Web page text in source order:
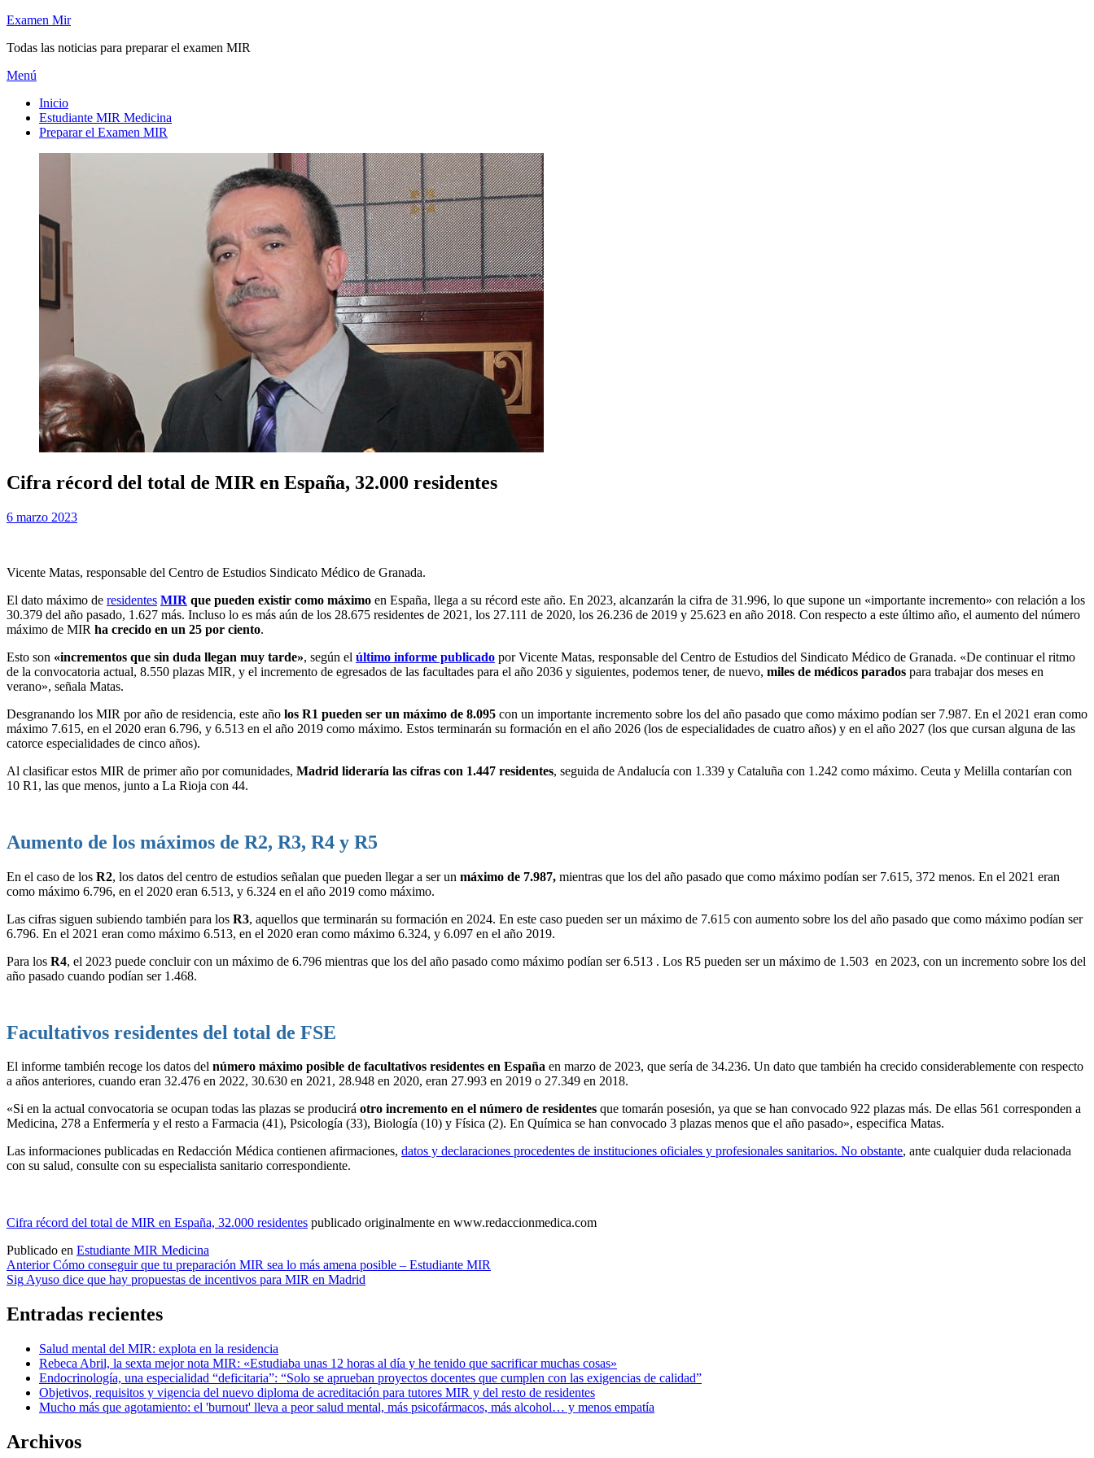
Saltar
contenido
Examen Mir
Todas las noticias para preparar el examen MIR
Menú
Inicio
Estudiante MIR Medicina
Preparar el Examen MIR
Cifra récord del total de MIR en España, 32.000 residentes
porExamen MIR
Publicada
6 marzo 2023
Vicente Matas, responsable del Centro de Estudios Sindicato Médico de Granada.
El dato máximo de residentes MIR que pueden existir como máximo en España, llega a su récord este año. En 2023, alcanzarán la cifra de 31.996, lo que supone un «importante incremento» con relación a los
30.379 del año pasado, 1.627 más. Incluso lo es más aún de los 28.675 residentes de 2021, los 27.111 de 2020, los 26.236 de 2019 y 25.623 en año 2018. Con respecto a este último año, el aumento del número
máximo de MIR ha crecido en un 25 por ciento.
Esto son «incrementos que sin duda llegan muy tarde», según el último informe publicado por Vicente Matas, responsable del Centro de Estudios del Sindicato Médico de Granada. «De continuar el ritmo
de la convocatoria actual, 8.550 plazas MIR, y el incremento de egresados de las facultades para el año 2036 y siguientes, podemos tener, de nuevo, miles de médicos parados para trabajar dos meses en
verano», señala Matas.
Desgranando los MIR por año de residencia, este año los R1 pueden ser un máximo de 8.095 con un importante incremento sobre los del año pasado que como máximo podían ser 7.987. En el 2021 eran como
máximo 7.615, en el 2020 eran 6.796, y 6.513 en el año 2019 como máximo. Estos terminarán su formación en el año 2026 (los de especialidades de cuatro años) y en el año 2027 (los que cursan alguna de las
catorce especialidades de cinco años).
Al clasificar estos MIR de primer año por comunidades, Madrid lideraría las cifras con 1.447 residentes, seguida de Andalucía con 1.339 y Cataluña con 1.242 como máximo. Ceuta y Melilla contarían con
10 R1, las que menos, junto a La Rioja con 44.
Aumento de los máximos de R2, R3, R4 y R5
En el caso de los R2, los datos del centro de estudios señalan que pueden llegar a ser un máximo de 7.987, mientras que los del año pasado que como máximo podían ser 7.615, 372 menos. En el 2021 eran
como máximo 6.796, en el 2020 eran 6.513, y 6.324 en el año 2019 como máximo.
Las cifras siguen subiendo también para los R3, aquellos que terminarán su formación en 2024. En este caso pueden ser un máximo de 7.615 con aumento sobre los del año pasado que como máximo podían ser
6.796. En el 2021 eran como máximo 6.513, en el 2020 eran como máximo 6.324, y 6.097 en el año 2019.
Para los R4, el 2023 puede concluir con un máximo de 6.796 mientras que los del año pasado como máximo podían ser 6.513 . Los R5 pueden ser un máximo de 1.503 en 2023, con un incremento sobre los del
año pasado cuando podían ser 1.468.
Facultativos residentes del total de FSE
El informe también recoge los datos del número máximo posible de facultativos residentes en España en marzo de 2023, que sería de 34.236. Un dato que también ha crecido considerablemente con respecto
a años anteriores, cuando eran 32.476 en 2022, 30.630 en 2021, 28.948 en 2020, eran 27.993 en 2019 o 27.349 en 2018.
«Si en la actual convocatoria se ocupan todas las plazas se producirá otro incremento en el número de residentes que tomarán posesión, ya que se han convocado 922 plazas más. De ellas 561 corresponden a
Medicina, 278 a Enfermería y el resto a Farmacia (41), Psicología (33), Biología (10) y Física (2). En Química se han convocado 3 plazas menos que el año pasado», especifica Matas.
Las informaciones publicadas en Redacción Médica contienen afirmaciones, datos y declaraciones procedentes de instituciones oficiales y profesionales sanitarios. No obstante, ante cualquier duda relacionada
con su salud, consulte con su especialista sanitario correspondiente.
Cifra récord del total de MIR en España, 32.000 residentes publicado originalmente en www.redaccionmedica.com
Publicado en Estudiante MIR Medicina
Navegación
de
entradas
Anterior Cómo conseguir que tu preparación MIR sea lo más amena posible – Estudiante MIR
SigAyuso dice que hay propuestas de incentivos para MIR en Madrid
Entradas recientes
Salud mental del MIR: explota en la residencia
Rebeca Abril, la sexta mejor nota MIR: «Estudiaba unas 12 horas al día y he tenido que sacrificar muchas cosas»
Endocrinología, una especialidad “deficitaria”: “Solo se aprueban proyectos docentes que cumplen con las exigencias de calidad”
Objetivos, requisitos y vigencia del nuevo diploma de acreditación para tutores MIR y del resto de residentes
Mucho más que agotamiento: el 'burnout' lleva a peor salud mental, más psicofármacos, más alcohol… y menos empatía
Archivos